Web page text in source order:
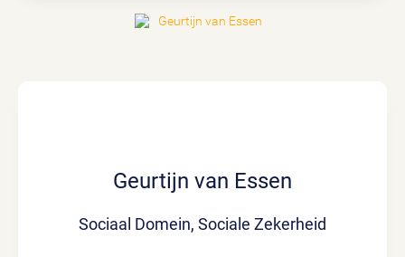
Geurtijn van Essen
Sociaal Domein, Sociale Zekerheid